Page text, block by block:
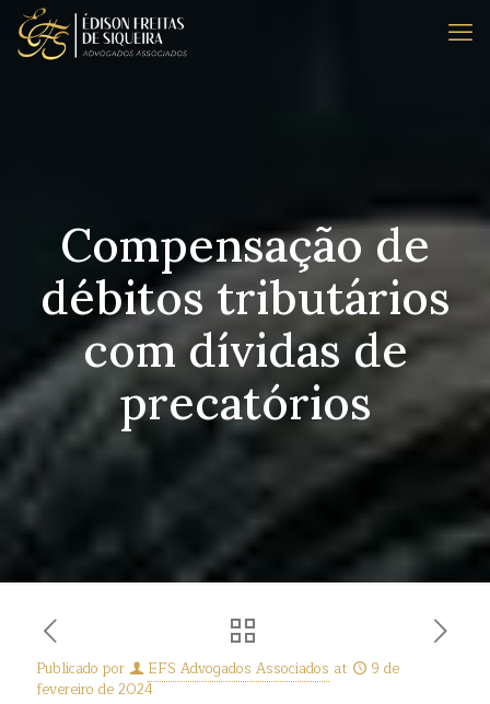
Compensação de
débitos tributários
com dívidas de
precatórios
Publicado por EFS Advogados Associados at
9 de
fevereiro de 2024